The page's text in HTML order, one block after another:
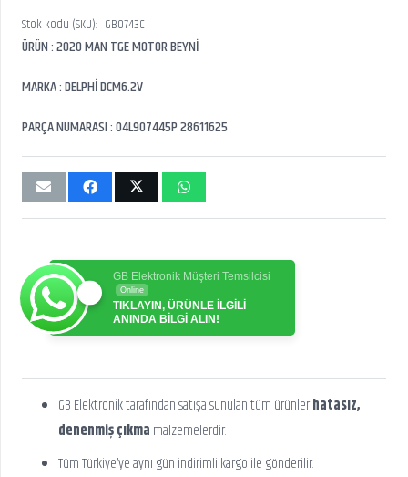
Stok kodu (SKU): GB0743C
ÜRÜN : 2020 MAN TGE MOTOR BEYNİ
MARKA : DELPHİ DCM6.2V
PARÇA NUMARASI : 04L907445P 28611625
GB Elektronik Müşteri Temsilcisi
Online
TIKLAYIN, ÜRÜNLE İLGİLİ
ANINDA BİLGİ ALIN!
GB Elektronik tarafından satışa sunulan tüm ürünlerhatasız,
denenmiş çıkma malzemelerdir.
Tüm Türkiye’ye aynı gün indirimli kargo ile gönderilir.